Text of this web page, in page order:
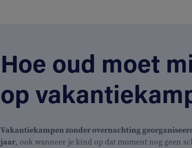
Hoe oud moet
op
Vakantiekampen zonder overnachting
jaar, ook wanneer je kind op dat moment nog geen